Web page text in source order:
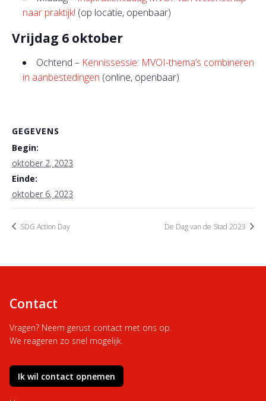
naar praktijk! (op locatie, openbaar)
Vrijdag 6 oktober
Ochtend – Kennissessie: MVOI-thema’s combineren
in aanbestedingen (online, openbaar)
GEGEVENS
Begin:
oktober 2, 2023
Einde:
oktober 6, 2023
SDG Action Day De Dag van de Stad 2023
Contact
Vragen? Neem gerust contact met ons op.
We reageren zo snel mogelijk.
Ik wil contact opnemen